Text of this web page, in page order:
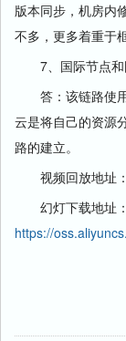
版本同步，机房内
不多，更多着重于
7、国际节点和
答：该链路使用
云是将自己的资源
路的建立。
视频回放地
幻灯下载地址：
https://